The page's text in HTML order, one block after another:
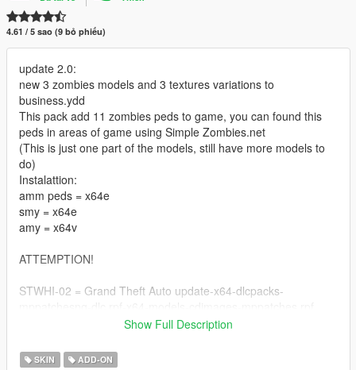
4.61 / 5 sao (9 bỏ phiếu)
update 2.0:
new 3 zombies models and 3 textures variations to
business.ydd
This pack add 11 zombies peds to game, you can found this
peds in areas of game using Simple Zombies.net
(This is just one part of the models, still have more models to
do)
Instalattion:
amm peds = x64e
smy = x64e
amy = x64v
ATTEMPTION!
STWHI-02 = Grand Theft Auto update-x64-dlcpacks-
models-cdimages-patchday3ng.rpf
Show Full Description
SKIN ADD-ON